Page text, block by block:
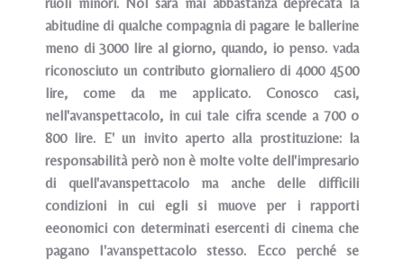
abitudine di qualche compagnia di pagare le ballerine
meno di 3000 lire al giorno, quando, io penso. vada
riconosciuto un contributo giornaliero di 4000 4500
lire, come da me applicato. Conosco casi,
nell'avanspettacolo, in cui tale cifra scende a 700 o
800 lire. E' un invito aperto alla prostituzione: la
responsabilità però non è molte volte dell'impresario
di quell'avanspettacolo ma anche delle difficili
condizioni in cui egli si muove per i rapporti
eeonomici con determinati esercenti di cinema che
pagano I'avanspettacolo stesso. Ecco perché se